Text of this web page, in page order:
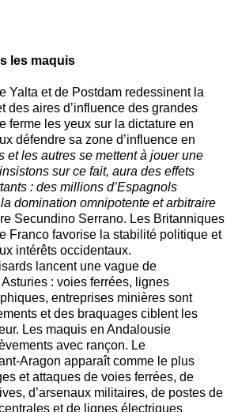
les maquis
Yalta et de Postdam redessinent la
des aires d’influence des grandes
ferme les yeux sur la dictature en
défendre sa zone d’influence en
et les autres se mettent à jouer une
sur ce fait, aura des effets
: des millions d’Espagnols
domination omnipotente et arbitraire
Secundino Serrano. Les Britanniques
Franco favorise la stabilité politique et
intérêts occidentaux.
lancent une vague de
: voies ferrées, lignes
entreprises minières sont
et des braquages ciblent les
Les maquis en Andalousie
avec rançon. Le
Aragon apparaît comme le plus
et attaques de voies ferrées, de
d’arsenaux militaires, de postes de
et de lignes électriques